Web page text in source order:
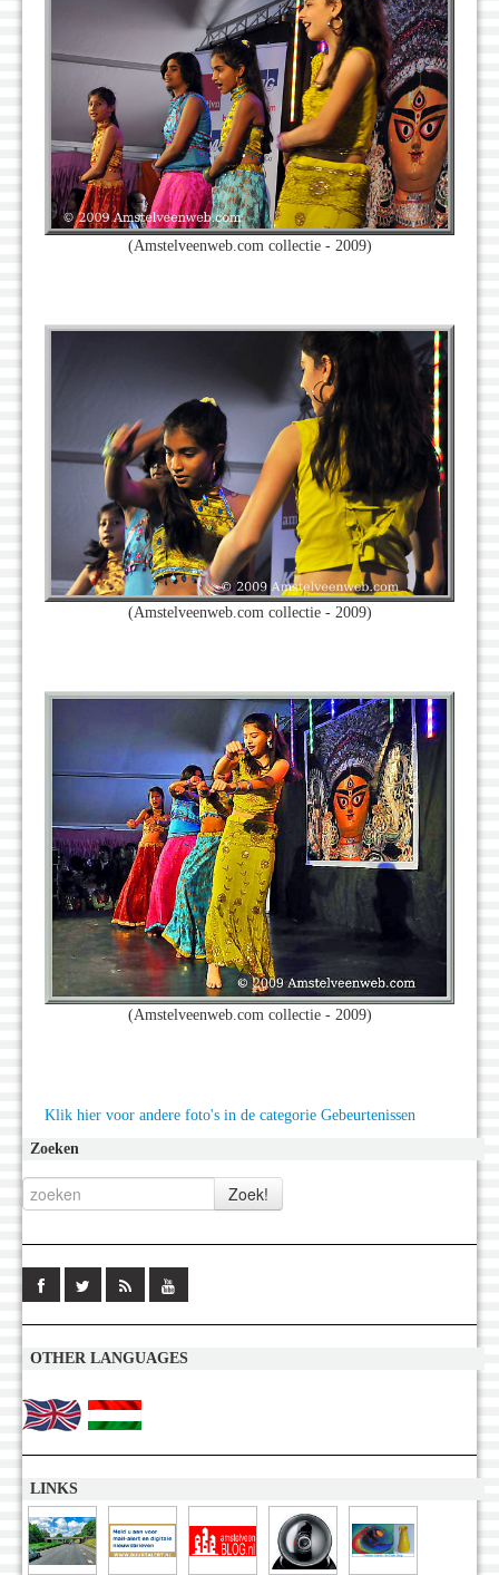
(Amstelveenweb.com collectie - 2009)
(Amstelveenweb.com collectie - 2009)
(Amstelveenweb.com collectie - 2009)
Klik hier voor andere foto's in de categorie Gebeurtenissen
Zoeken
OTHER LANGUAGES
LINKS